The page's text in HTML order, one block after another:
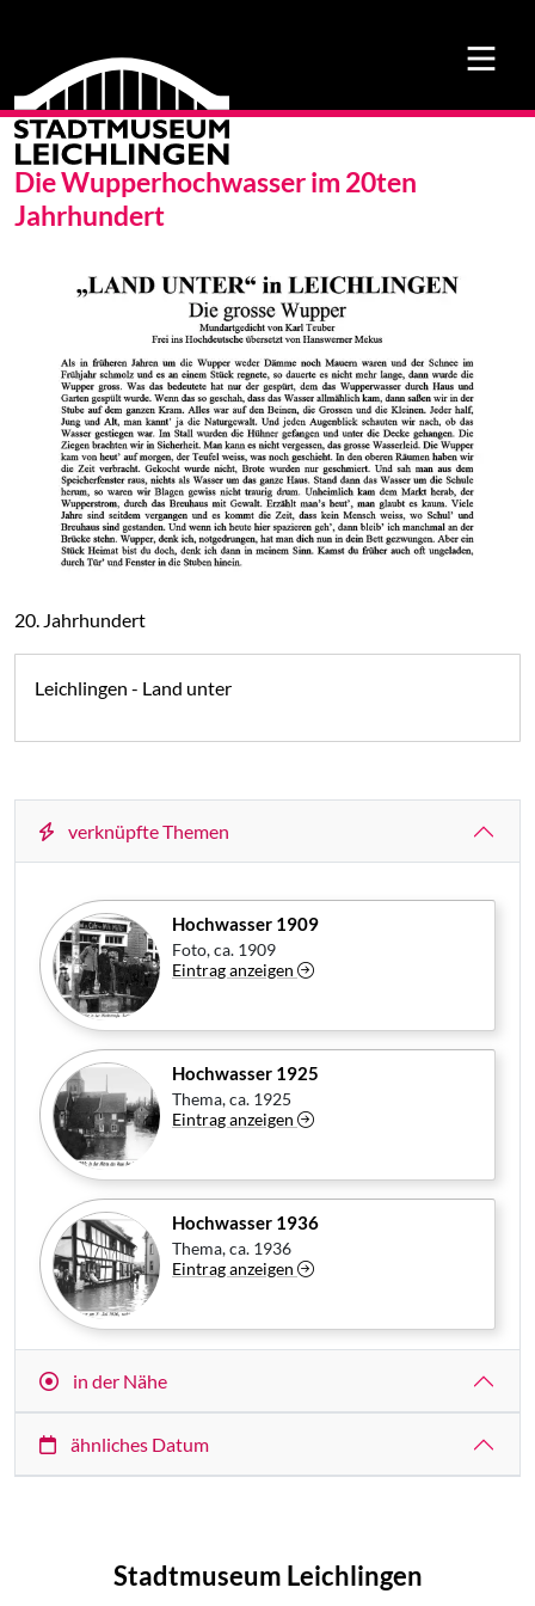
Die Wupperhochwasser im 20ten
Jahrhundert
20. Jahrhundert
Leichlingen - Land unter
verknüpfte Themen
Hochwasser 1909
Foto, ca. 1909
Eintrag anzeigen
Hochwasser 1925
Thema, ca. 1925
Eintrag anzeigen
Hochwasser 1936
Thema, ca. 1936
Eintrag anzeigen
in der Nähe
ähnliches Datum
Stadtmuseum Leichlingen